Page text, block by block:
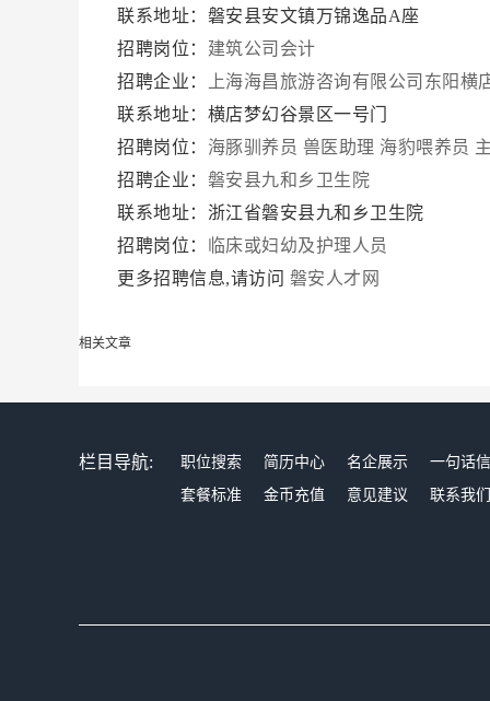
联系地址：磐安县安文镇万锦逸品A座
招聘岗位： 建筑公司会计
招聘企业：
上海海昌旅游咨询有限公司东阳横
联系地址：横店梦幻谷景区一号门
招聘岗位： 海豚驯养员 兽医助理 海豹喂养员
招聘企业： 磐安县九和乡卫生院
联系地址：浙江省磐安县九和乡卫生院
招聘岗位：
临床或妇幼及护理人员
更多招聘信息,请访问 磐安人才网
相关文章
栏目导航: 职位搜索 简历中心 名企展示
一句话
套餐标准
金币充值 意见建议 联系我们